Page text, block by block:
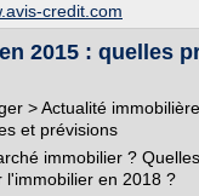
credit.com
2015 : quelles
> Actualité
et prévisions
immobilier ?
l'immobilier en 2018 ?